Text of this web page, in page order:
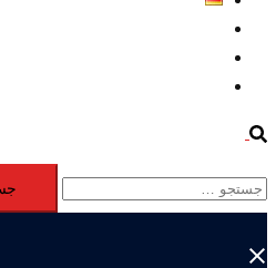
Search
جستجو
برای:
Close